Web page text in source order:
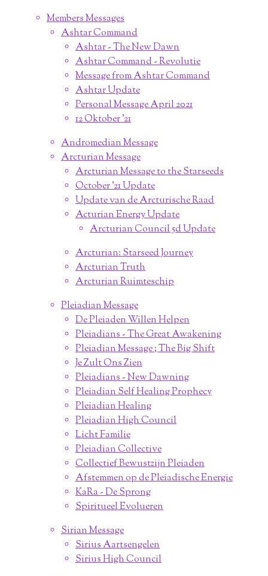
Members Messages
Ashtar Command
Ashtar - The New Dawn
Ashtar Command - Revolutie
Message from Ashtar Command
Ashtar Update
Personal Message April 2021
12 Oktober '21
Andromedian Message
Arcturian Message
Arcturian Message to the Starseeds
October '21 Update
Update van de Arcturische Raad
Acturian Energy Update
Arcturian Council 5d Update
Arcturian: Starseed Journey
Arcturian Truth
Arcturian Ruimteschip
Pleiadian Message
De Pleiaden Willen Helpen
Pleiadians - The Great Awakening
Pleiadian Message ; The Big Shift
Je Zult Ons Zien
Pleiadians - New Dawning
Pleiadian Self Healing Prophecy
Pleiadian Healing
Pleiadian High Council
Licht Familie
Pleiadian Collective
Collectief Bewustzijn Pleiaden
Afstemmen op de Pleiadische Energie
KaRa - De Sprong
Spiritueel Evolueren
Sirian Message
Sirius Aartsengelen
Sirius High Council